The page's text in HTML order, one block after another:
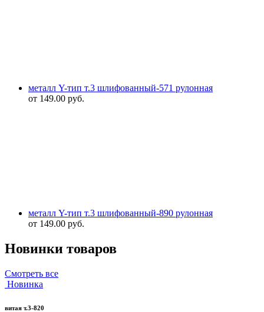
металл Y-тип т.3 шлифованный-571 рулонная
от 149.00 руб.
металл Y-тип т.3 шлифованный-890 рулонная
от 149.00 руб.
Новинки товаров
Смотреть все
Новинка
витая т.3-820